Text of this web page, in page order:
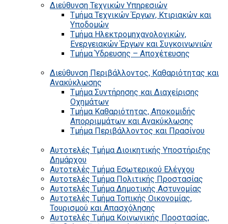
Διεύθυνση Τεχνικών Υπηρεσιών
Τμήμα Τεχνικών Έργων, Κτιριακών και
Υποδομών
Τμήμα Ηλεκτρομηχανολογικών,
Ενεργειακών Έργων και Συγκοινωνιών
Τμήμα Ύδρευσης – Αποχέτευσης
Διεύθυνση Περιβάλλοντος, Καθαριότητας και
Ανακύκλωσης
Τμήμα Συντήρησης και Διαχείρισης
Οχημάτων
Τμήμα Καθαριότητας, Αποκομιδής
Απορριμμάτων και Ανακύκλωσης
Τμήμα Περιβάλλοντος και Πρασίνου
Αυτοτελές Τμήμα Διοικητικής Υποστήριξης
Δημάρχου
Αυτοτελές Τμήμα Εσωτερικού Ελέγχου
Αυτοτελές Τμήμα Πολιτικής Προστασίας
Αυτοτελές Τμήμα Δημοτικής Αστυνομίας
Αυτοτελές Τμήμα Τοπικής Οικονομίας,
Τουρισμού και Απασχόλησης
Αυτοτελές Τμήμα Κοινωνικής Προστασίας,